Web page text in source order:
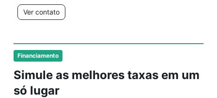
Financiamento
Simule as melhores taxas em um
só lugar
Ver contato